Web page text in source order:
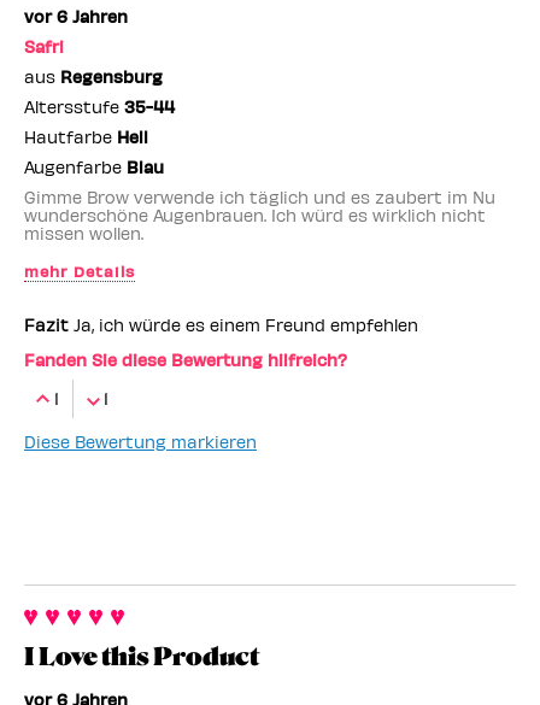
vor 6 Jahren
Safri
aus Regensburg
Altersstufe 35-44
Hautfarbe Hell
Augenfarbe Blau
Gimme Brow verwende ich täglich und es zaubert im Nu
wunderschöne Augenbrauen. Ich würd es wirklich nicht
missen wollen.
mehr Details
Fazit Ja, ich würde es einem Freund empfehlen
Fanden Sie diese Bewertung hilfreich?
1
1
Diese Bewertung markieren
I Love this Product
vor 6 Jahren